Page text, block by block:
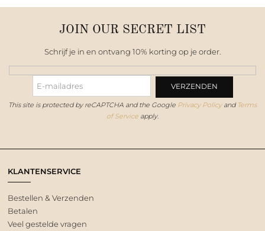
JOIN OUR SECRET LIST
Schrijf je in en ontvang 10% korting op je order.
This site is protected by reCAPTCHA and the Google Privacy Policyand Terms
of Service apply.
KLANTENSERVICE
Bestellen & Verzenden
Betalen
Veel gestelde vragen